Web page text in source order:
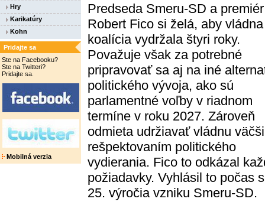
Hry
Karikatúry
Kohn
Pridajte sa
Ste na Facebooku?
Ste na Twitteri?
Pridajte sa.
Mobilná verzia
Predseda Smeru-SD a premiér
Robert Fico si želá, aby vládna
koalícia vydržala štyri roky.
Považuje však za potrebné
pripravovať sa aj na iné
politického vývoja, ako sú
parlamentné voľby v riadnom
termíne v roku 2027. Zároveň
odmieta udržiavať vládnu
rešpektovaním politického
vydierania. Fico to odkázal
požiadavky. Vyhlásil to počas
25. výročia vzniku Smeru-SD.